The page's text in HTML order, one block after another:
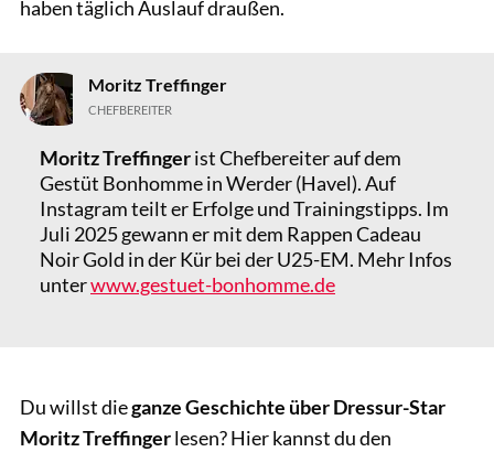
haben täglich Auslauf draußen.
Moritz Treffinger
CHEFBEREITER
Moritz Treffingerist Chefbereiter auf dem
Gestüt Bonhomme in Werder (Havel). Auf
Instagram teilt er Erfolge und Trainingstipps. Im
Juli 2025 gewann er mit dem Rappen Cadeau
Noir Gold in der Kür bei der U25-EM. Mehr Infos
unterwww.gestuet-bonhomme.de
Du willst dieganze Geschichte über Dressur-Star
Moritz Treffingerlesen? Hier kannst du den